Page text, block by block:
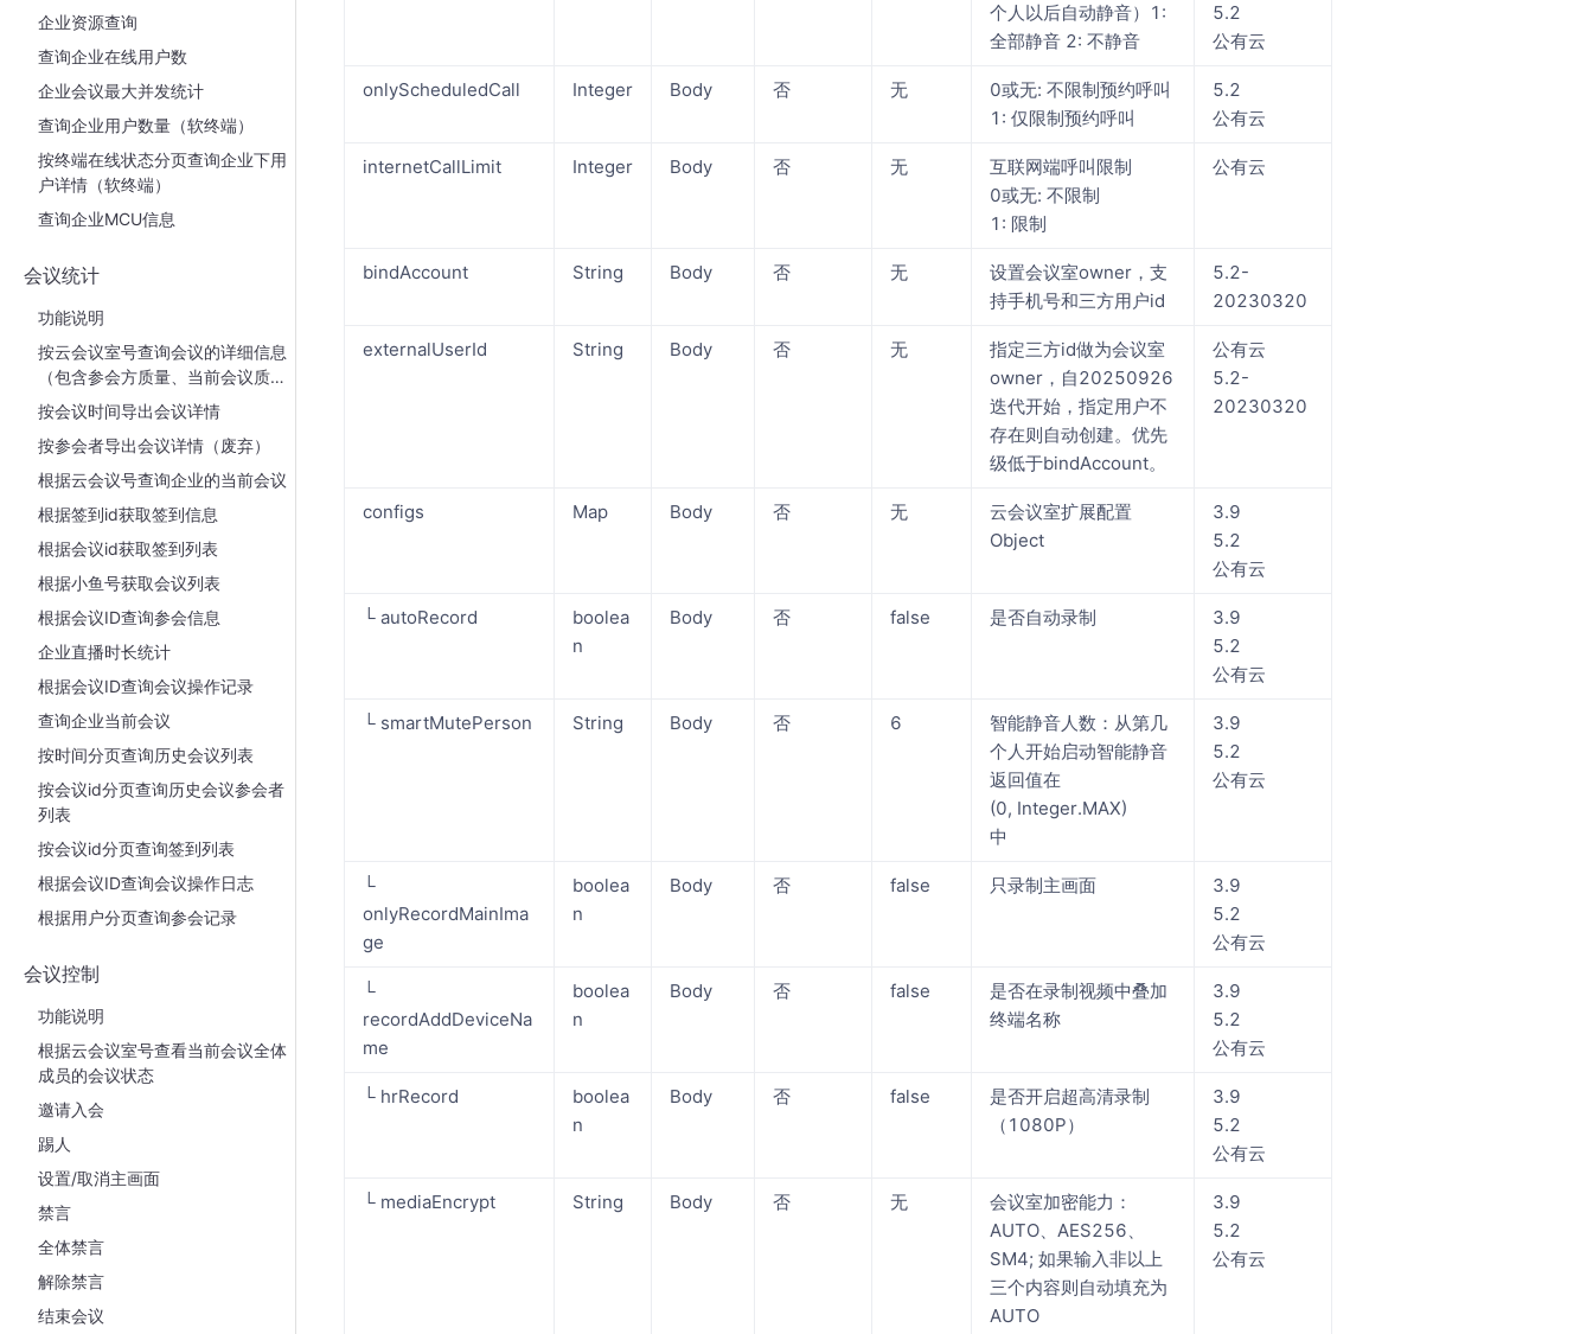
企业资源查询
查询企业在线用户数
企业会议最大并发统计
查询企业用户数量（软终端）
按终端在线状态分页查询企业下用
户详情（软终端）
查询企业MCU信息
会议统计
功能说明
按云会议室号查询会议的详细信息
（包含参会方质量、当前会议质
量）
按会议时间导出会议详情
按参会者导出会议详情（废弃）
根据云会议号查询企业的当前会议
根据签到id获取签到信息
根据会议id获取签到列表
根据小鱼号获取会议列表
根据会议ID查询参会信息
企业直播时长统计
根据会议ID查询会议操作记录
查询企业当前会议
按时间分页查询历史会议列表
按会议id分页查询历史会议参会者
列表
按会议id分页查询签到列表
根据会议ID查询会议操作日志
根据用户分页查询参会记录
会议控制
功能说明
根据云会议室号查看当前会议全体
成员的会议状态
邀请入会
踢人
设置/取消主画面
禁言
全体禁言
解除禁言
结束会议
个人以后自动静音）1:
全部静音 2: 不静音
5.2
公有云
onlyScheduledCall Integer Body 否 无
0或无: 不限制预约呼叫
1: 仅限制预约呼叫
5.2
公有云
internetCallLimit Integer Body 否 无
互联网端呼叫限制
0或无: 不限制
1: 限制
公有云
bindAccount String Body 否 无
设置会议室owner，支
持手机号和三方用户id
5.2-
20230320
externalUserId String Body 否 无
指定三方id做为会议室
owner，自20250926
迭代开始，指定用户不
存在则自动创建。优先
级低于bindAccount。
公有云
5.2-
20230320
configs Map Body 否 无
云会议室扩展配置
Object
3.9
5.2
公有云
└ autoRecord
boolea
n
Body 否 false 是否自动录制
3.9
5.2
公有云
└ smartMutePerson String Body 否 6
智能静音人数：从第几
个人开始启动智能静音
返回值在
(0, Integer.MAX)
中
3.9
5.2
公有云
└
onlyRecordMainIma
ge
boolea
n
Body 否 false 只录制主画面
3.9
5.2
公有云
└
recordAddDeviceNa
me
boolea
n
Body 否 false
是否在录制视频中叠加
终端名称
3.9
5.2
公有云
└ hrRecord
boolea
n
Body 否 false
是否开启超高清录制
（1080P）
3.9
5.2
公有云
└ mediaEncrypt String Body 否 无
会议室加密能力：
AUTO、AES256、
SM4; 如果输入非以上
三个内容则自动填充为
AUTO
3.9
5.2
公有云